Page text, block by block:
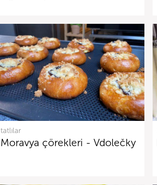
tatlılar
Moravya çörekleri - Vdolečky